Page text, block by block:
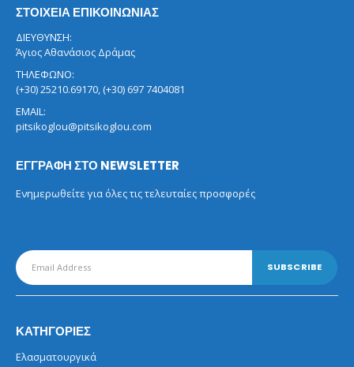
ΣΤΟΙΧΕΙΑ ΕΠΙΚΟΙΝΩΝΙΑΣ
ΔΙΕΥΘΥΝΣΗ:
Άγιος Αθανάσιος Δράμας
ΤΗΛΕΦΩΝΟ:
(+30) 25210.69170, (+30) 697 7404081
EMAIL:
pitsikoglou@pitsikoglou.com
ΕΓΓΡΑΦΗ ΣΤΟ NEWSLETTER
Ενημερωθείτε για όλες τις τελευταίες προσφορές
ΚΑΤΗΓΟΡΙΕΣ
Ελασματουργικά